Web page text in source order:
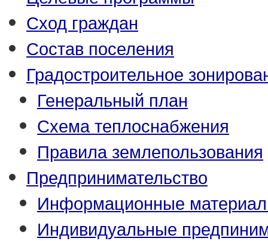
Сход граждан
Состав поселения
Градостроительное
Генеральный план
Схема теплоснабжения
Правила землепользования
Предпринимательство
Информационные
Индивидуальные